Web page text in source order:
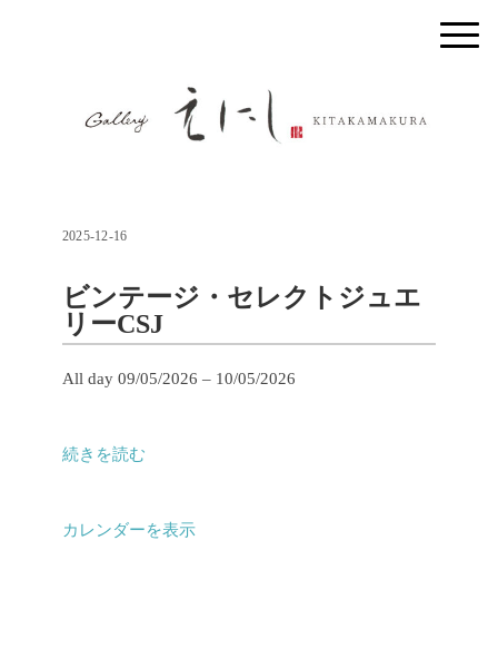
2025-12-16
ビンテージ・セレクトジュエ
リーCSJ
ー
・
All day 09/05/2026 – 10/05/2026
続きを読む
カレンダーを表示